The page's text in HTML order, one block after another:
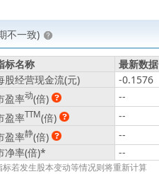
不一致)
标名称
最新数据
股经营现金流(元)
-0.1576
盈率动(倍)
--
盈率TTM(倍)
--
盈率静(倍)
--
净率(倍)* --
若发生股本变动等情况则将重新计算